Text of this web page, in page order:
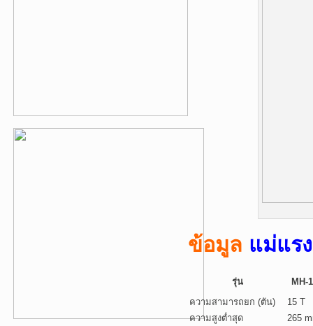
ข้อมูล แม่แร
รุ่น
MH-
ความสามารถยก (ตัน)
15 T
ความสูงต่ำสุด
265